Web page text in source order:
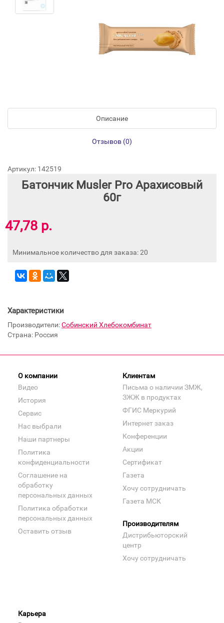
Описание
Отзывов (0)
Артикул: 142519
Батончик Musler Pro Арахисовый
60г
47,78 р.
Минимальное количество для заказа: 20
Характеристики
Производители:Собинский Хлебокомбинат
Страна: Россия
О компании
Видео
История
Сервис
Нас выбрали
Наши партнеры
Политика
конфиденциальности
Соглашение на
обработку
персональных данных
Политика обработки
персональных данных
Оставить отзыв
Клиентам
Письма о наличии ЗМЖ,
ЗЖЖ в продуктах
ФГИС Меркурий
Интернет заказ
Конференции
Акции
Сертификат
Газета
Хочу сотрудничать
Газета МСК
Производителям
Дистрибьюторский
центр
Хочу сотрудничать
Карьера